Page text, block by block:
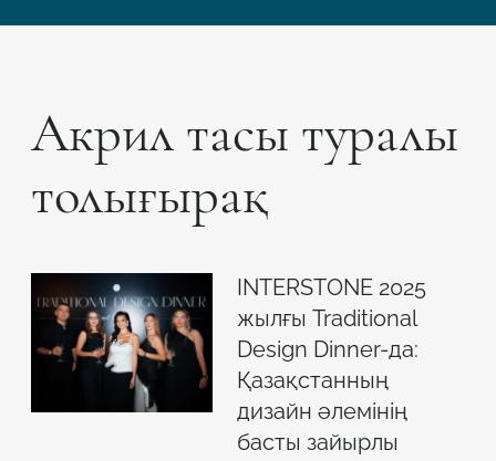
Акрил тасы туралы
толығырақ
INTERSTONE 2025
жылғы Traditional
Design Dinner-да:
Қазақстанның
дизайн әлемінің
басты зайырлы